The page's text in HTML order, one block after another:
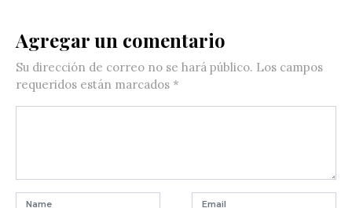
Agregar un comentario
Su dirección de correo no se hará público. Los campos
requeridos están marcados *